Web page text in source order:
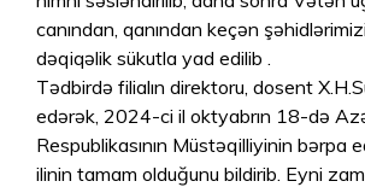
canından, qanından keçən
dəqiqəlik sükutla yad edilib .
Tədbirdə filialın direktoru, dosent
edərək, 2024-ci il oktyabrın 18-də
Respublikasının Müstəqilliyinin bərpa
ilinin tamam olduğunu bildirib. Eyni